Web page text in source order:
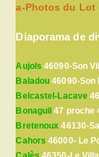
a-Photos du Lot
Diaporama de
Aujols 46090-Son
Baladou 46090-Son
Belcastel-Lacave
Bonaguil 47 proche
Bretenoux 46130-
Cahors 46000- Le